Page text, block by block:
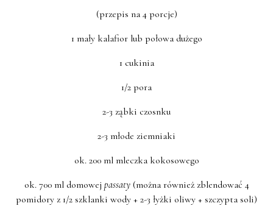
(przepis na 4 porcje)
1 mały kalafior lub połowa dużego
1 cukinia
1/2 pora
2-3 ząbki czosnku
2-3 młode ziemniaki
ok. 200 ml mleczka kokosowego
ok. 700 ml domowej passaty(można również zblendować 4
pomidory z 1/2 szklanki wody + 2-3 łyżki oliwy + szczypta soli)